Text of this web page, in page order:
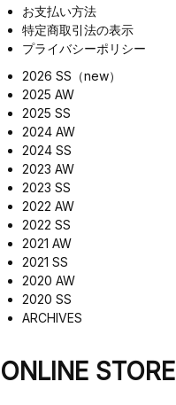
お支払い方法
特定商取引法の表示
プライバシーポリシー
2026 SS（new）
2025 AW
2025 SS
2024 AW
2024 SS
2023 AW
2023 SS
2022 AW
2022 SS
2021 AW
2021 SS
2020 AW
2020 SS
ARCHIVES
ONLINE STORE